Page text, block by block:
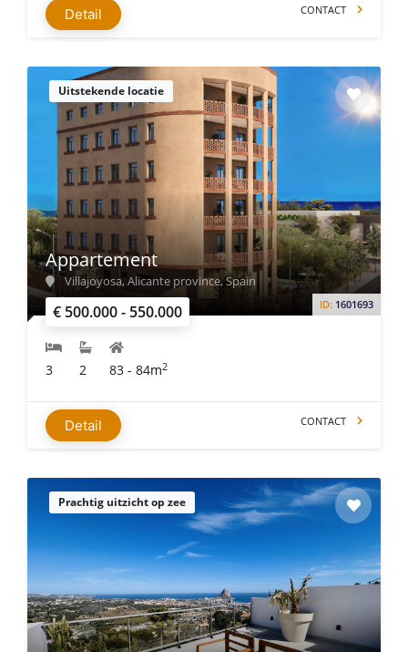
Detail CONTACT
Uitstekende locatie
€ 500.000 - 550.000 ID: 1601693
Appartement
Villajoyosa, Alicante province, Spain
3 2 83 - 84m2
Detail CONTACT
Prachtig uitzicht op zee